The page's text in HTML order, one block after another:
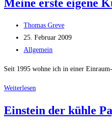
ist
mehr
nackt
Meine erste eigene
Beitrags-
Autor:
Thomas Greve
Beitrag
veröffentlicht:
25. Februar 2009
Beitrags-
Allgemein
Seit 1995 wohne ich in einer
Weiterlesen
eigene
Einstein der kühle